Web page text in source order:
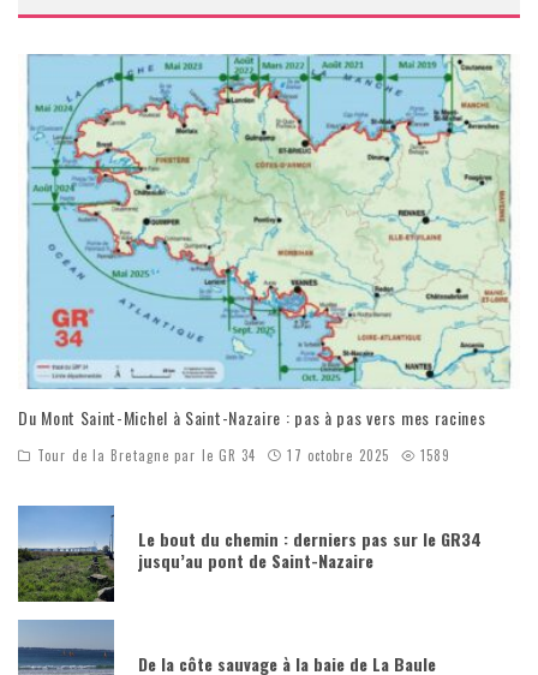
Du Mont Saint-Michel à Saint-Nazaire : pas à pas vers mes racines
Tour de la Bretagne par le GR 34 17 octobre 2025 1589
Le bout du chemin : derniers pas sur le GR34
jusqu’au pont de Saint-Nazaire
De la côte sauvage à la baie de La Baule